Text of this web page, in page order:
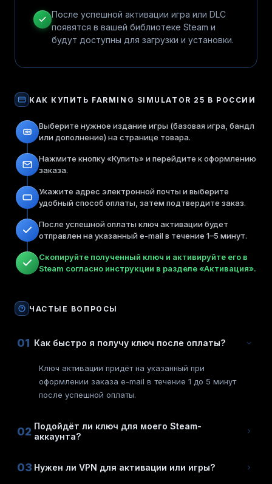
После успешной активации игра или DLC
появятся в вашей библиотеке Steam и
будут доступны для загрузки и установки.
КАК КУПИТЬ FARMING SIMULATOR 25 В РОССИИ
Выберите нужное издание игры (базовая игра, бандл
или дополнение) на странице товара.
Нажмите кнопку «Купить» и перейдите к оформлению
заказа.
Укажите адрес электронной почты и выберите
удобный способ оплаты, затем подтвердите заказ.
После успешной оплаты ключ активации будет
отправлен на указанный e-mail в течение 1–5 минут.
Скопируйте полученный ключ и активируйте его в
Steam согласно инструкции в разделе «Активация».
ЧАСТЫЕ ВОПРОСЫ
01 Как быстро я получу ключ после оплаты?
Ключ активации придёт на указанный при
оформлении заказа e-mail в течение 1 до 5 минут
после успешной оплаты.
02 Подойдёт ли ключ для моего Steam-
аккаунта?
03 Нужен ли VPN для активации или игры?